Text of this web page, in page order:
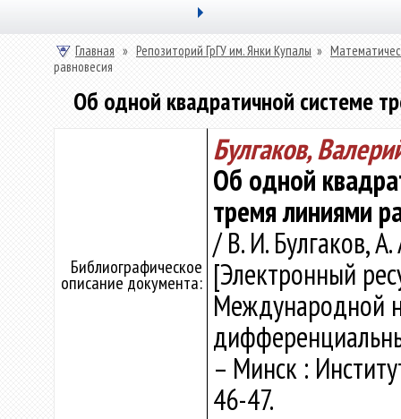
Главная » Репозиторий ГрГУ им. Янки Купалы »
равновесия
Об одной квадратичной системе
Библиографическое
описание документа:
Булгаков,
Об одной
тремя линиями
/ В. И. Булгаков,
[Электронный
Международной
– Минск :
46-47.